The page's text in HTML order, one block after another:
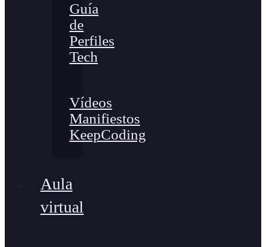
Guía
de
Perfiles
Tech
Vídeos
Manifiestos
KeepCoding
Aula
virtual